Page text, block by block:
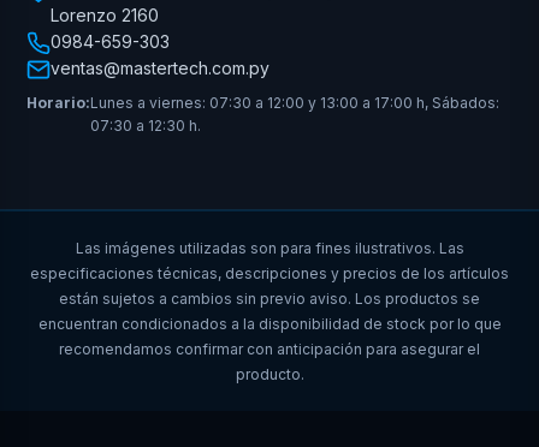
Lorenzo 2160
0984-659-303
ventas@mastertech.com.py
Horario:Lunes a viernes: 07:30 a 12:00 y 13:00 a 17:00 h, Sábados:
07:30 a 12:30 h.
Las imágenes utilizadas son para fines ilustrativos. Las
especificaciones técnicas, descripciones y precios de los artículos
están sujetos a cambios sin previo aviso. Los productos se
encuentran condicionados a la disponibilidad de stock por lo que
recomendamos confirmar con anticipación para asegurar el
producto.